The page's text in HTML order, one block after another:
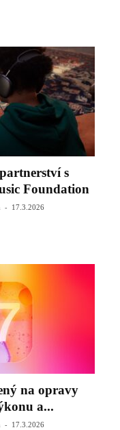
s
Foundation
- 17.3.2026
na opravy
a...
- 17.3.2026